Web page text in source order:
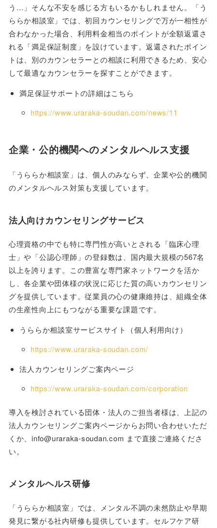
う…」そんな不安を感じる方もいるかもしれません。「う
ららか相談室」では、初回カウンセリングで万が一相性が
合わなかった場合、利用料金相当のポイントが全額返還さ
れる「満足保証制度」を設けています。返還されたポイン
トは、別のカウンセラーとの相談に利用できるため、安心
して最適なカウンセラーを探すことができます。
満足保証サポートの詳細はこちら
https://www.uraraka-soudan.com/news/11
企業・公的機関へのメンタルヘルス支援
「うららか相談室」は、個人のみならず、企業や公的機関
のメンタルヘルス対策も支援しています。
法人向けカウンセリングサービス
心理資格の中でも特に専門性が高いとされる「臨床心理
士」や「公認心理師」の登録数は、国内最大規模の567名
以上を誇ります。この豊富な専門家ネットワークを活か
し、各企業や団体様の状況に応じた質の高いカウンセリン
グを提供しています。従業員の心の健康維持は、組織全体
の生産性向上にもつながる重要な課題です。
うららか相談室サービスサイト（個人利用向け）
https://www.uraraka-soudan.com/
法人カウンセリングご案内ページ
https://www.uraraka-soudan.com/corporation
導入を検討されている団体・法人のご担当者様は、上記の
法人カウンセリングご案内ページからお問い合わせいただ
くか、info@uraraka-soudan.com まで直接ご連絡くださ
い。
メンタルヘルス研修
「うららか相談室」では、メンタル不調の未然防止や早期
発見に繋がる社内研修も提供しています。セルフケア研